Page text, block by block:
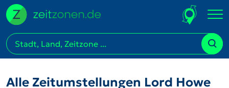
Alle Zeitumstellungen Lord Howe